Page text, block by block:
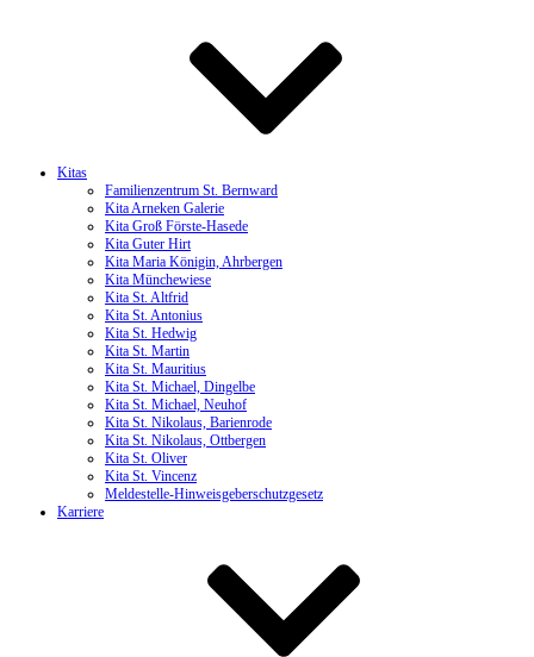
Kitas
Familienzentrum St. Bernward
Kita Arneken Galerie
Kita Groß Förste-Hasede
Kita Guter Hirt
Kita Maria Königin, Ahrbergen
Kita Münchewiese
Kita St. Altfrid
Kita St. Antonius
Kita St. Hedwig
Kita St. Martin
Kita St. Mauritius
Kita St. Michael, Dingelbe
Kita St. Michael, Neuhof
Kita St. Nikolaus, Barienrode
Kita St. Nikolaus, Ottbergen
Kita St. Oliver
Kita St. Vincenz
Meldestelle-Hinweisgeberschutzgesetz
Karriere